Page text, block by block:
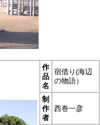
作
品
名
宿借り(海辺
の物語）
制
作
者
西巻一彦